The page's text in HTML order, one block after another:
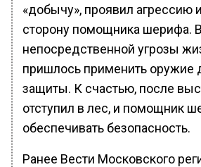
«добычу», проявил агрессию
сторону помощника шерифа.
непосредственной угрозы
пришлось применить оружие
защиты. К счастью, после
отступил в лес, и помощник
обеспечивать безопасность.
Ранее Вести Московского